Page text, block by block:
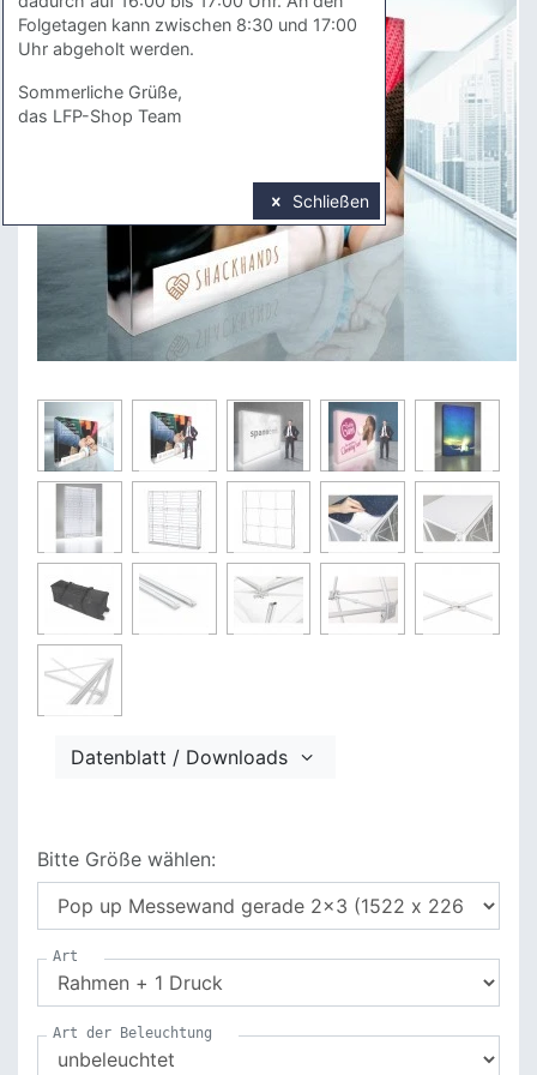
Datenblatt / Downloads
Bitte Größe wählen:
Art
Art der Beleuchtung
Folgetagen kann zwischen 8:30 und 17:00
Uhr abgeholt werden.
Sommerliche Grüße,
das LFP-Shop Team
Schließen